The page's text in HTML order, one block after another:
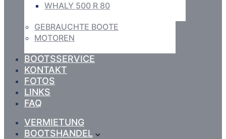
WHALY 500 R 80
GEBRAUCHTE BOOTE
MOTOREN
BOOTSSERVICE
KONTAKT
FOTOS
LINKS
FAQ
VERMIETUNG
BOOTSHANDEL